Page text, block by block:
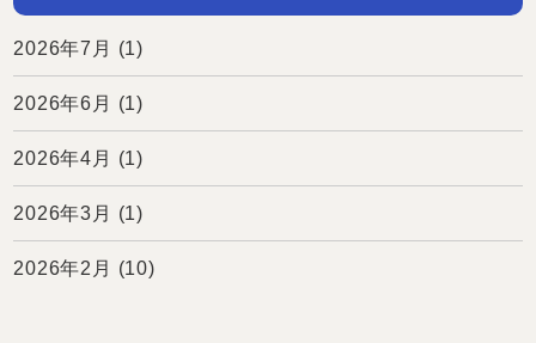
2026年7月 (1)
2026年6月 (1)
2026年4月 (1)
2026年3月 (1)
2026年2月 (10)